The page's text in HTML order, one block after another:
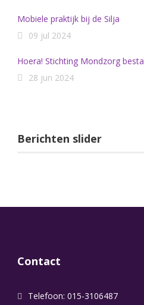
Mobiele praktijk bij de Silja
09 jul 2024
Hoera! Stichting Mondzorg
28 jun 2024
Berichten slider
Contact
Telefoon: 015-3106487